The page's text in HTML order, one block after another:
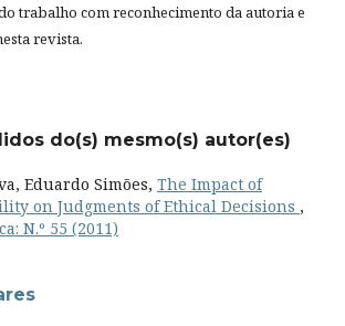
trabalho com reconhecimento da autoria e
revista.
do(s) mesmo(s) autor(es)
Eduardo Simões, The Impact of
on Judgments of Ethical Decisions ,
N.º 55 (2011)